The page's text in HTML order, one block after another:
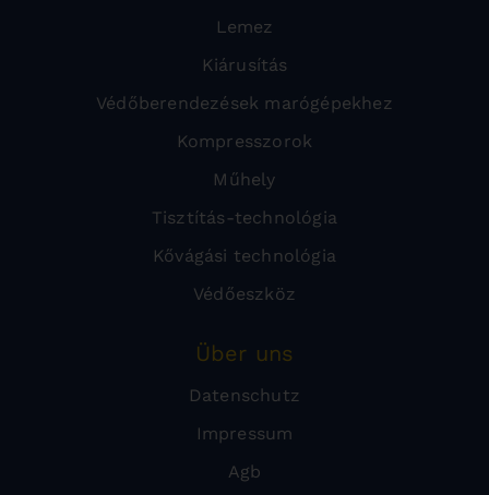
Lemez
Kiárusítás
Védőberendezések marógépekhez
Kompresszorok
Műhely
Tisztítás-technológia
Kővágási technológia
Védőeszköz
Über uns
Datenschutz
Impressum
Agb